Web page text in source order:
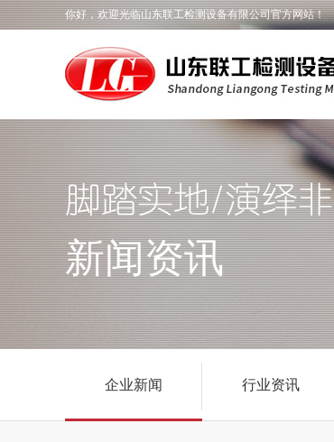
新闻资讯
你好，欢迎光临山东联工检测设备有限公司官方网站！
企业新闻 行业资讯